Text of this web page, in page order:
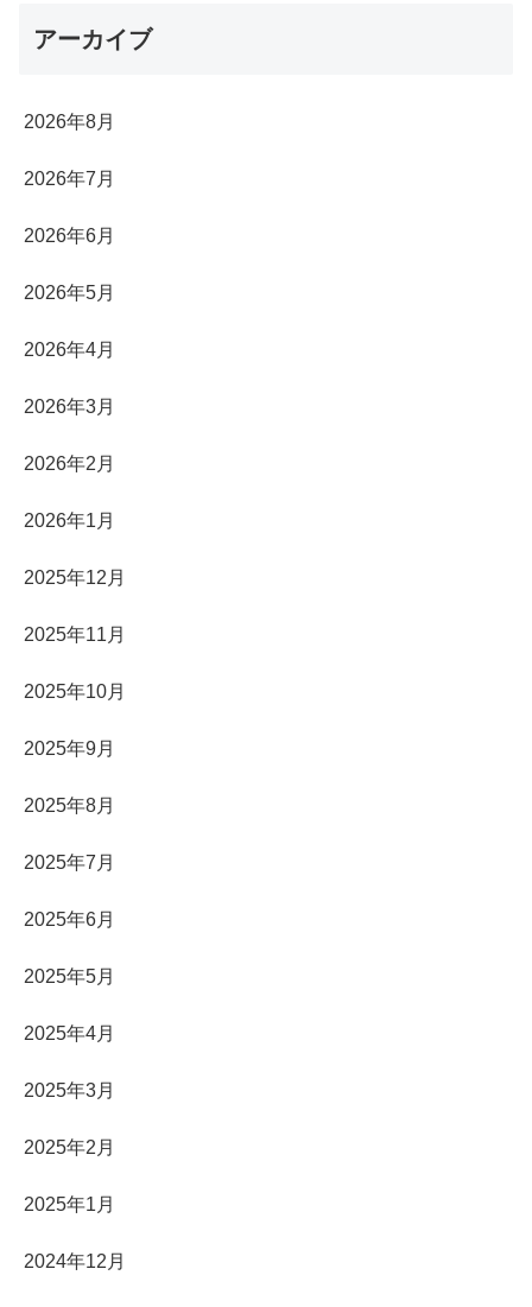
アーカイブ
2026年8月
2026年7月
2026年6月
2026年5月
2026年4月
2026年3月
2026年2月
2026年1月
2025年12月
2025年11月
2025年10月
2025年9月
2025年8月
2025年7月
2025年6月
2025年5月
2025年4月
2025年3月
2025年2月
2025年1月
2024年12月